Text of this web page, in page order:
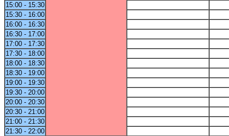
15:00 - 15:30
15:30 - 16:00
16:00 - 16:30
16:30 - 17:00
17:00 - 17:30
17:30 - 18:00
18:00 - 18:30
18:30 - 19:00
19:00 - 19:30
19:30 - 20:00
20:00 - 20:30
20:30 - 21:00
21:00 - 21:30
21:30 - 22:00